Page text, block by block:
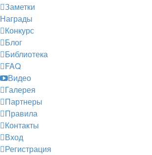
Заметки
Награды
Конкурс
Блог
Библиотека
FAQ
Видео
Галерея
Партнеры
Правила
Контакты
Вход
Регистрация